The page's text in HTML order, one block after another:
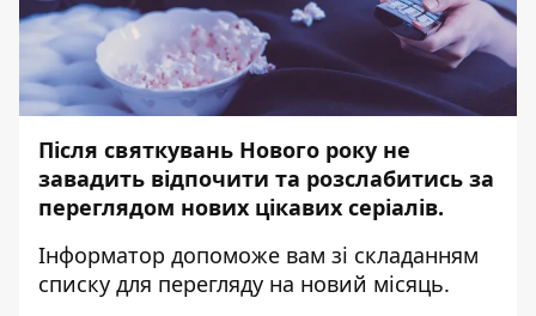
Після святкувань Нового року не
завадить відпочити та розслабитись за
переглядом нових цікавих серіалів.
Інформатор допоможе вам зі складанням
списку для перегляду на новий місяць.